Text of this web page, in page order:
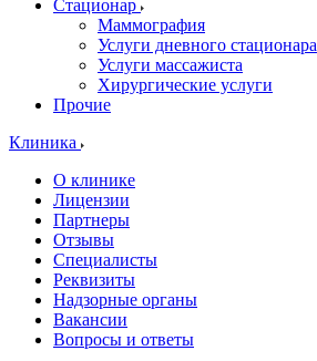
Стационар
Маммография
Услуги дневного стационара
Услуги массажиста
Хирургические услуги
Прочие
Клиника
О клинике
Лицензии
Партнеры
Отзывы
Специалисты
Реквизиты
Надзорные органы
Вакансии
Вопросы и ответы